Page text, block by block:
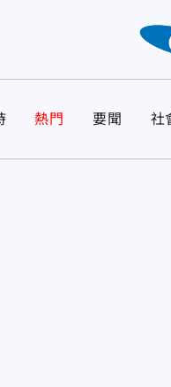
熱門 要聞 社